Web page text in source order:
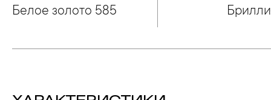
Белое золото 585